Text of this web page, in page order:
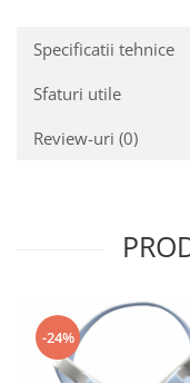
Specificatii tehnice
Sfaturi utile
Review-uri (0)
-24%